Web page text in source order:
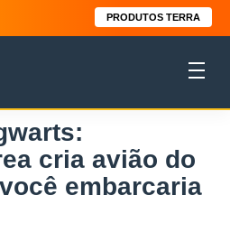
PRODUTOS TERRA
cria avião do
embarcaria